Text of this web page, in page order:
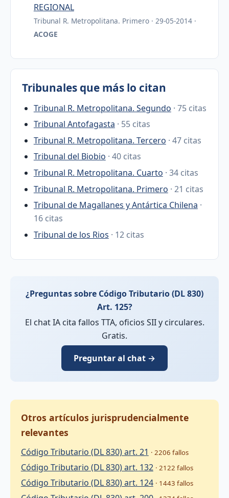
REGIONAL
Tribunal R. Metropolitana. Primero · 29-05-2014 ·
ACOGE
Tribunales que más lo citan
Tribunal R. Metropolitana. Segundo · 75 citas
Tribunal Antofagasta · 55 citas
Tribunal R. Metropolitana. Tercero · 47 citas
Tribunal del Biobio · 40 citas
Tribunal R. Metropolitana. Cuarto · 34 citas
Tribunal R. Metropolitana. Primero · 21 citas
Tribunal de Magallanes y Antártica Chilena ·
16 citas
Tribunal de los Rios · 12 citas
¿Preguntas sobre Código Tributario (DL 830)
Art. 125?
El chat IA cita fallos TTA, oficios SII y circulares.
Gratis.
Preguntar al chat →
Otros artículos jurisprudencialmente
relevantes
Código Tributario (DL 830) art. 21 · 2206 fallos
Código Tributario (DL 830) art. 132 · 2122 fallos
Código Tributario (DL 830) art. 124 · 1443 fallos